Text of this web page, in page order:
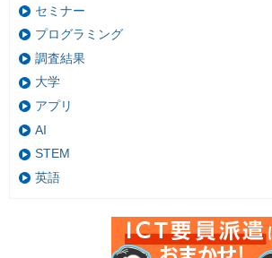
セミナー
プログラミング
調査結果
大学
アプリ
AI
STEM
英語